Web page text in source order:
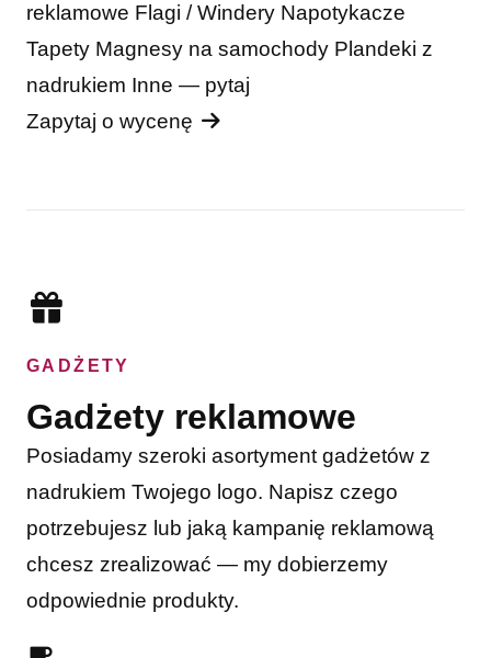
reklamowe Flagi / Windery Napotykacze
Tapety Magnesy na samochody Plandeki z
nadrukiem Inne — pytaj
Zapytaj o wycenę
GADŻETY
Gadżety reklamowe
Posiadamy szeroki asortyment gadżetów z
nadrukiem Twojego logo. Napisz czego
potrzebujesz lub jaką kampanię reklamową
chcesz zrealizować — my dobierzemy
odpowiednie produkty.